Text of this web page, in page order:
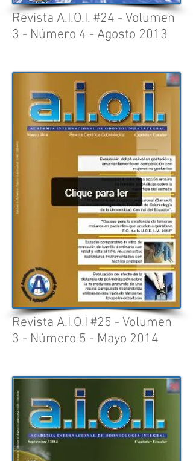
Revista A.I.O.I. #24 - Volumen
3 - Número 4 - Agosto 2013
Revista A.I.O.I #25 - Volumen
3 - Número 5 - Mayo 2014